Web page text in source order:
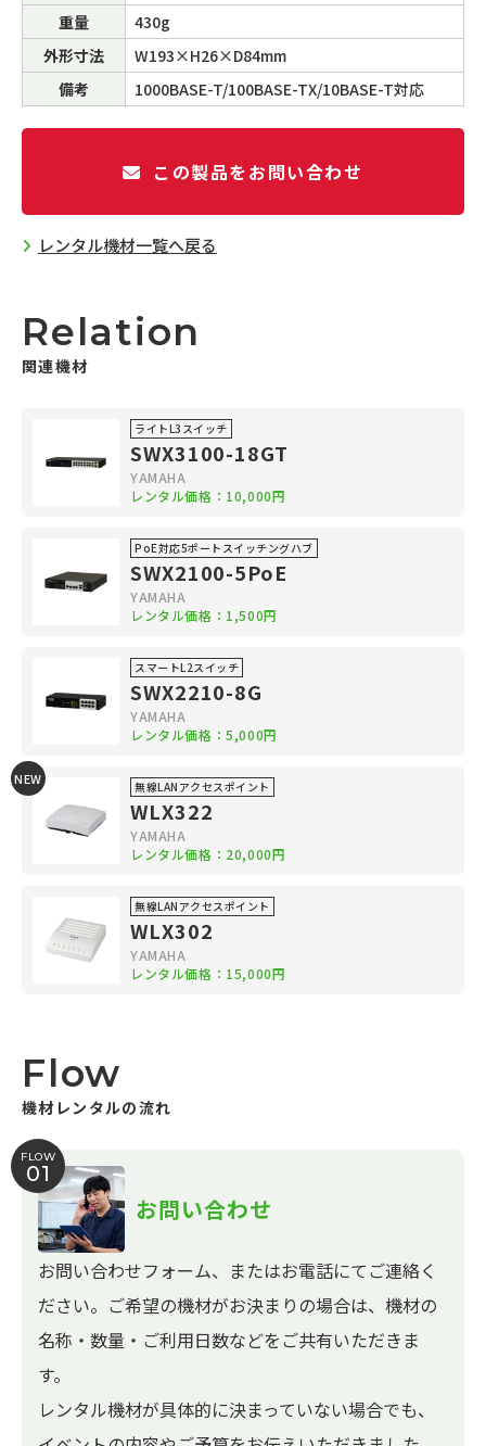
重量
430g
外形寸法
W193×H26×D84mm
備考
1000BASE-T/100BASE-TX/10BASE-T対応
この製品をお問い合わせ
レンタル機材一覧へ戻る
Relation
関連機材
ライトL3スイッチ
SWX3100-18GT
YAMAHA
レンタル価格：10,000円
PoE対応5ポートスイッチングハブ
SWX2100-5PoE
YAMAHA
レンタル価格：1,500円
スマートL2スイッチ
SWX2210-8G
YAMAHA
レンタル価格：5,000円
NEW 無線LANアクセスポイント
WLX322
YAMAHA
レンタル価格：20,000円
無線LANアクセスポイント
WLX302
YAMAHA
レンタル価格：15,000円
Flow
機材レンタルの流れ
FLOW
01
お問い合わせ
お問い合わせフォーム、またはお電話にてご連絡く
ださい。ご希望の機材がお決まりの場合は、機材の
名称・数量・ご利用日数などをご共有いただきま
す。
レンタル機材が具体的に決まっていない場合でも、